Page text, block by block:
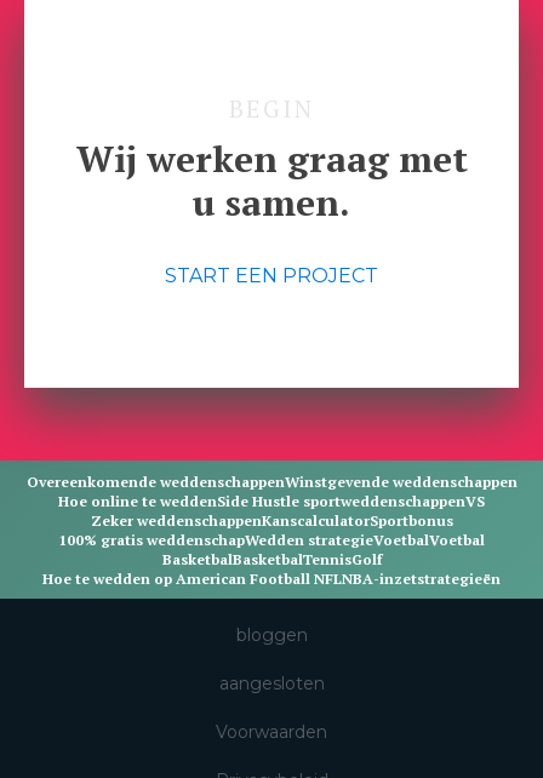
BEGIN
Wij werken graag met
u samen.
START EEN PROJECT
Overeenkomende weddenschappenWinstgevende weddenschappen
Hoe online te weddenSide Hustle sportweddenschappenVS
Zeker weddenschappenKanscalculatorSportbonus
100% gratis weddenschapWedden strategieVoetbalVoetbal
BasketbalBasketbalTennisGolf
Hoe te wedden op American Football NFLNBA-inzetstrategieën
bloggen
aangesloten
Voorwaarden